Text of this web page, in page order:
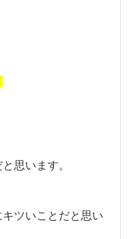
思います。
ツいことだと思い